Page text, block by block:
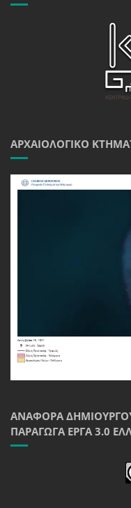
ΑΡΧΑΙΟΛΟΓΙΚΌ
ΑΝΑΦΟΡΆ
ΠΑΡΆΓΩΓΑ ΈΡΓΑ 3.0